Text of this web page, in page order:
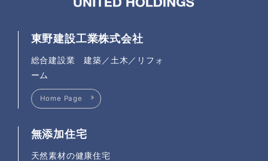
東野建設工業株式会社
総合建設業 建築／土木／リフォ
ーム
Home Page
無添加住宅
天然素材の健康住宅